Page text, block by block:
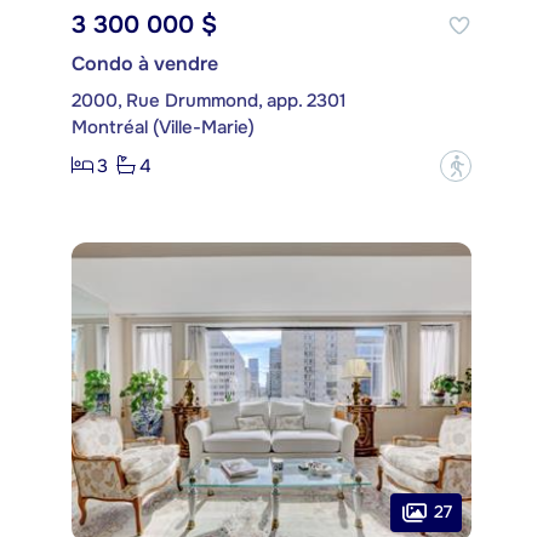
3 300 000 $
Condo à vendre
2000, Rue Drummond, app. 2301
Montréal (Ville-Marie)
3
4 ?
27